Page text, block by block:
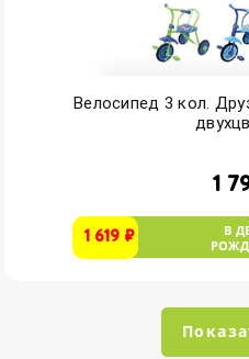
Велосипед 3 кол.
1
1 619 ₽
В